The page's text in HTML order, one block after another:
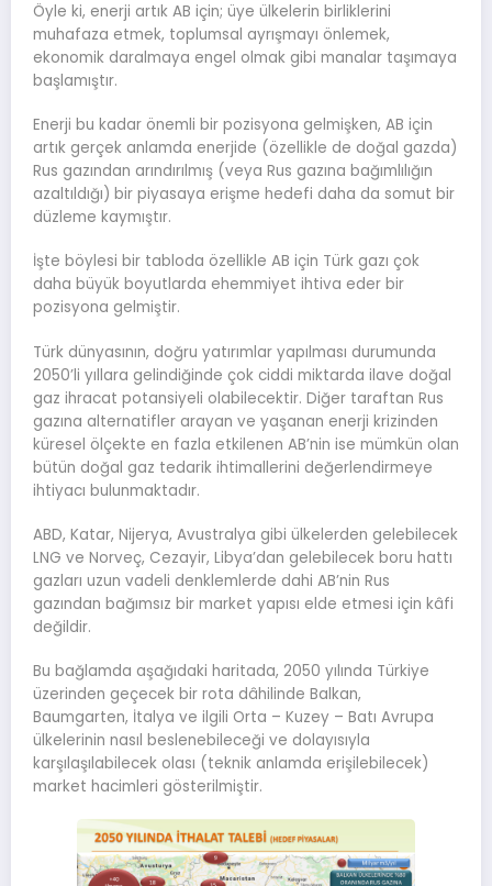
Öyle ki, enerji artık AB için; üye ülkelerin birliklerini
muhafaza etmek, toplumsal ayrışmayı önlemek,
ekonomik daralmaya engel olmak gibi manalar taşımaya
başlamıştır.
Enerji bu kadar önemli bir pozisyona gelmişken, AB için
artık gerçek anlamda enerjide (özellikle de doğal gazda)
Rus gazından arındırılmış (veya Rus gazına bağımlılığın
azaltıldığı) bir piyasaya erişme hedefi daha da somut bir
düzleme kaymıştır.
İşte böylesi bir tabloda özellikle AB için Türk gazı çok
daha büyük boyutlarda ehemmiyet ihtiva eder bir
pozisyona gelmiştir.
Türk dünyasının, doğru yatırımlar yapılması durumunda
2050’li yıllara gelindiğinde çok ciddi miktarda ilave doğal
gaz ihracat potansiyeli olabilecektir. Diğer taraftan Rus
gazına alternatifler arayan ve yaşanan enerji krizinden
küresel ölçekte en fazla etkilenen AB’nin ise mümkün olan
bütün doğal gaz tedarik ihtimallerini değerlendirmeye
ihtiyacı bulunmaktadır.
ABD, Katar, Nijerya, Avustralya gibi ülkelerden gelebilecek
LNG ve Norveç, Cezayir, Libya’dan gelebilecek boru hattı
gazları uzun vadeli denklemlerde dahi AB’nin Rus
gazından bağımsız bir market yapısı elde etmesi için kâfi
değildir.
Bu bağlamda aşağıdaki haritada, 2050 yılında Türkiye
üzerinden geçecek bir rota dâhilinde Balkan,
Baumgarten, İtalya ve ilgili Orta – Kuzey – Batı Avrupa
ülkelerinin nasıl beslenebileceği ve dolayısıyla
karşılaşılabilecek olası (teknik anlamda erişilebilecek)
market hacimleri gösterilmiştir.